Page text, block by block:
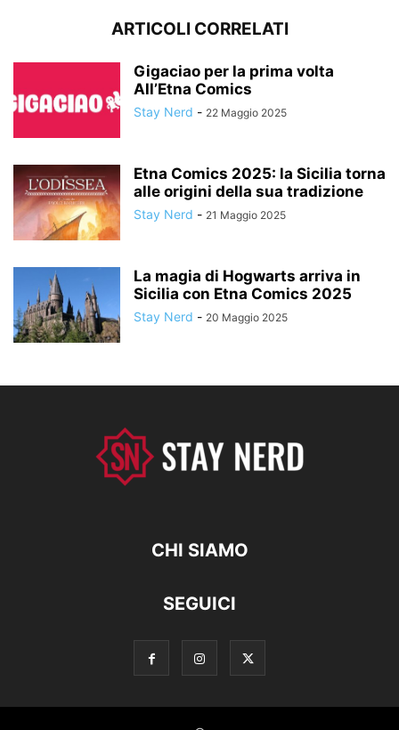
ARTICOLI CORRELATI
Gigaciao per la prima volta
All’Etna Comics
Stay Nerd - 22 Maggio 2025
Etna Comics 2025: la Sicilia torna
alle origini della sua tradizione
Stay Nerd - 21 Maggio 2025
La magia di Hogwarts arriva in
Sicilia con Etna Comics 2025
Stay Nerd - 20 Maggio 2025
CHI SIAMO
SEGUICI